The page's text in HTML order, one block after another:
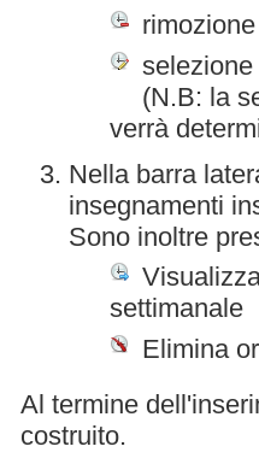
(N.B: la
verrà
Nella barra
insegnamenti
Sono inoltre
settimanale
Elimina
Al termine
costruito.